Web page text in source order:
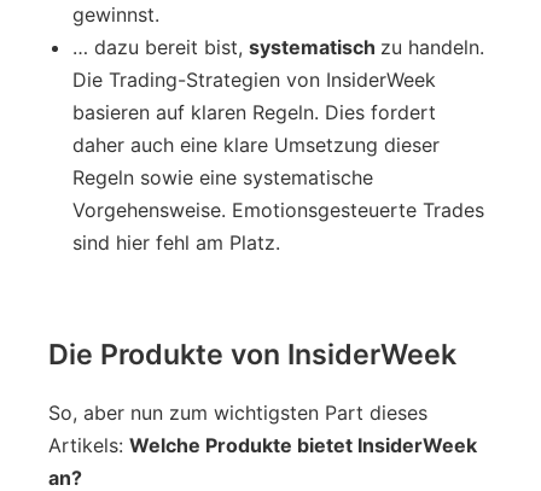
gewinnst.
… dazu bereit bist, systematisch zu handeln.
Die Trading-Strategien von InsiderWeek
basieren auf klaren Regeln. Dies fordert
daher auch eine klare Umsetzung dieser
Regeln sowie eine systematische
Vorgehensweise. Emotionsgesteuerte Trades
sind hier fehl am Platz.
Die Produkte von InsiderWeek
So, aber nun zum wichtigsten Part dieses
Artikels: Welche Produkte bietet InsiderWeek
an?